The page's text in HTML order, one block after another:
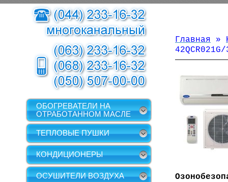
ОБОГРЕВАТЕЛИ НА
ОТРАБОТАННОМ МАСЛЕ
ТЕПЛОВЫЕ ПУШКИ
КОНДИЦИОНЕРЫ
ОСУШИТЕЛИ ВОЗДУХА
Главная »
42QCR021G/